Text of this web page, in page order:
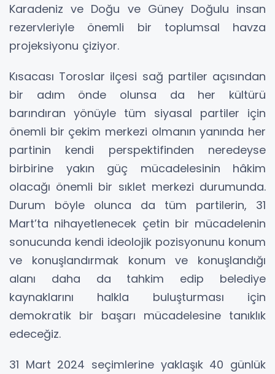
Karadeniz ve Doğu ve Güney Doğulu insan
rezervleriyle önemli bir toplumsal havza
projeksiyonu çiziyor.
Kısacası Toroslar ilçesi sağ partiler açısından
bir adım önde olunsa da her kültürü
barındıran yönüyle tüm siyasal partiler için
önemli bir çekim merkezi olmanın yanında her
partinin kendi perspektifinden neredeyse
birbirine yakın güç mücadelesinin hâkim
olacağı önemli bir sıklet merkezi durumunda.
Durum böyle olunca da tüm partilerin, 31
Mart’ta nihayetlenecek çetin bir mücadelenin
sonucunda kendi ideolojik pozisyonunu konum
ve konuşlandırmak konum ve konuşlandığı
alanı daha da tahkim edip belediye
kaynaklarını halkla buluşturması için
demokratik bir başarı mücadelesine tanıklık
edeceğiz.
31 Mart 2024 seçimlerine yaklaşık 40 günlük